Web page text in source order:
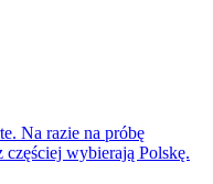
Na razie na próbę
wybierają Polskę.